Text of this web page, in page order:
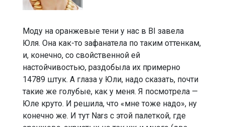
Моду на оранжевые тени у нас в BI завела
Юля. Она как-то зафанатела по таким оттенкам,
и, конечно, со свойственной ей
настойчивостью, раздобыла их примерно
14789 штук. А глаза у Юли, надо сказать, почти
такие же голубые, как у меня. Я посмотрела —
Юле круто. И решила, что «мне тоже надо», ну
конечно же. И тут Nars с этой палеткой, где